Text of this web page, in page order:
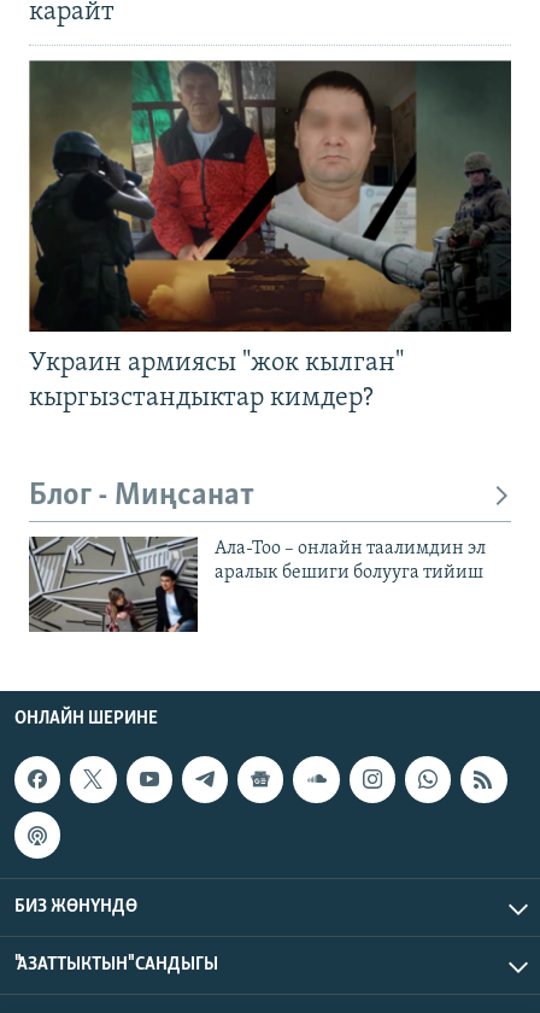
карайт
Украин армиясы "жок кылган"
кыргызстандыктар кимдер?
Блог - Миңсанат
Ала-Тоо – онлайн таалимдин эл
аралык бешиги болууга тийиш
ОНЛАЙН ШЕРИНЕ
БИЗ ЖӨНҮНДӨ
"АЗАТТЫКТЫН" САНДЫГЫ